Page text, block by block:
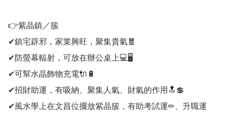
👉紫晶鎮／簇
✔鎮宅辟邪，家業興旺，聚集貴氣🧧
✔防螢幕輻射，可放在辦公桌上💻🖥
✔可幫水晶飾物充電🔌🔋
✔招財助運，有吸納、聚集人氣、財氣的作用🔝💲
✔風水學上在文昌位擺放紫晶簇，有助考試運✏、升職運